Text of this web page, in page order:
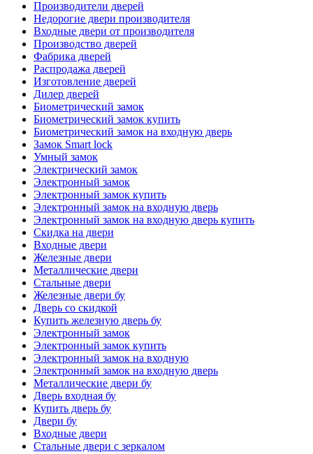
Производители дверей
Недорогие двери производителя
Входные двери от производителя
Производство дверей
Фабрика дверей
Распродажа дверей
Изготовление дверей
Дилер дверей
Биометрический замок
Биометрический замок купить
Биометрический замок на входную дверь
Замок Smart lock
Умный замок
Электрический замок
Электронный замок
Электронный замок купить
Электронный замок на входную дверь
Электронный замок на входную дверь купить
Скидка на двери
Входные двери
Железные двери
Металлические двери
Стальные двери
Железные двери бу
Дверь со скидкой
Купить железную дверь бу
Электронный замок
Электронный замок купить
Электронный замок на входную
Электронный замок на входную дверь
Металлические двери бу
Дверь входная бу
Купить дверь бу
Двери бу
Входные двери
Стальные двери с зеркалом